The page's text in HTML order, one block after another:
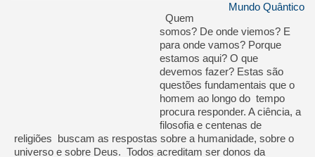
Mundo Quântico
Quem
somos? De onde viemos? E
para onde vamos? Porque
estamos aqui? O que
devemos fazer? Estas são
questões fundamentais que o
homem ao longo do tempo
procura responder. A ciência, a
filosofia e centenas de
religiões buscam as respostas sobre a humanidade, sobre o
universo e sobre Deus. Todos acreditam ser donos da